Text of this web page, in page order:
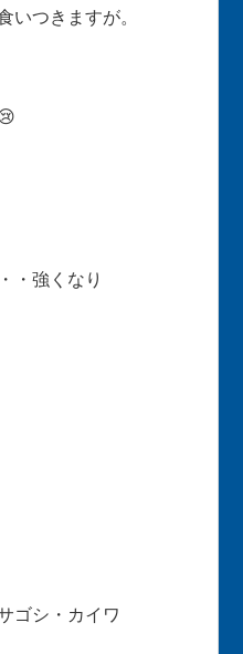
いつきますが。
・強くなり
ゴシ・カイワ